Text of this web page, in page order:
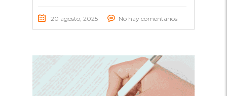
20 agosto, 2025 No hay comentarios